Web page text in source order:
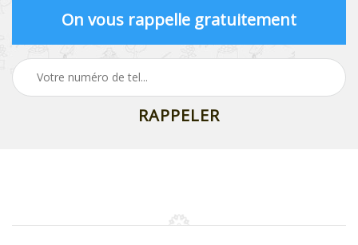
On vous rappelle gratuitement